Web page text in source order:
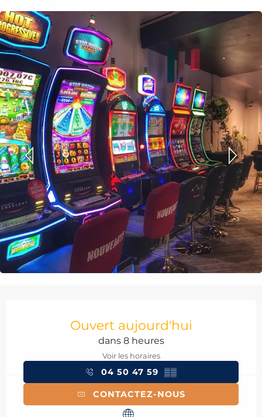
Ouvert aujourd'hui
dans 8 heures
Voir les horaires
04 50 47 59 ▒▒
CONTACTEZ-NOUS